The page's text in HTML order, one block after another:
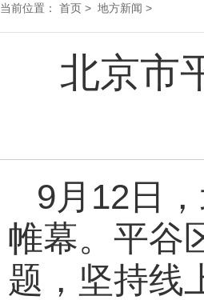
当前位置： 首页 > 地方新闻 >
北京市
9月12日
帷幕。平谷
题，坚持线